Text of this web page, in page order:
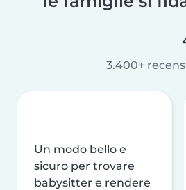
3.400+
Un modo bello e
sicuro per trovare
babysitter e rendere